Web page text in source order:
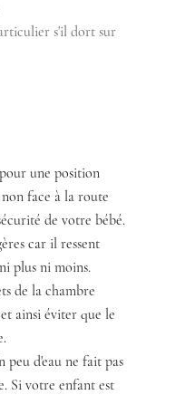
s'il dort sur
une position
face à la route
de votre bébé.
car il ressent
plus ni moins.
de la chambre
ainsi éviter que le
d'eau ne fait pas
Si votre enfant est